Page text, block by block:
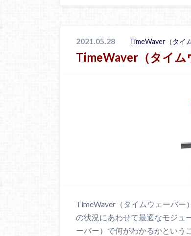
2021.05.28 TimeWaver（タイ
TimeWaver（タイム
TimeWaver（タイムウェーバー
の状況にあわせて最適なモジュ
ーバー）で何がわかるかという